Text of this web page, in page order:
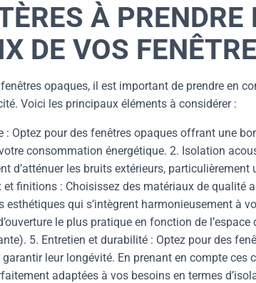
À
DE VOS
opaques, il est important de prendre en
Voici les principaux éléments à considérer :
: Optez pour des fenêtres opaques offrant une
consommation énergétique. 2. Isolation
d’atténuer les bruits extérieurs,
finitions : Choisissez des matériaux de qualité
qui s’intègrent harmonieusement à
le plus pratique en fonction de
5. Entretien et durabilité : Optez pour des
leur longévité. En prenant en compte ces
adaptées à vos besoins en termes